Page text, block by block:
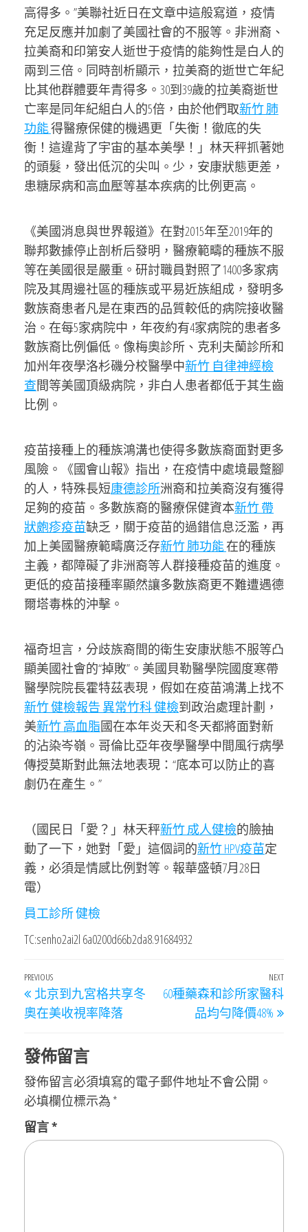
高得多。”美聯社近日在文章中這般寫道，疫情
充足反應并加劇了美國社會的不服等。非洲裔、
拉美裔和印第安人逝世于疫情的能夠性是白人的
兩到三倍。同時剖析顯示，拉美裔的逝世亡年紀
比其他群體要年青得多。30到39歲的拉美裔逝世
亡率是同年紀組白人的5倍，由於他們取新竹 肺
功能得醫療保健的機遇更「失衡！徹底的失
衡！這違背了宇宙的基本美學！」林天秤抓著她
的頭髮，發出低沉的尖叫。少，安康狀態更差，
患糖尿病和高血壓等基本疾病的比例更高。
《美國消息與世界報道》在對2015年至2019年的
聯邦數據停止剖析后發明，醫療範疇的種族不服
等在美國很是嚴重。研討職員對照了1400多家病
院及其周邊社區的種族或平易近族組成，發明多
數族裔患者凡是在東西的品質較低的病院接收醫
治。在每5家病院中，年夜約有4家病院的患者多
數族裔比例偏低。像梅奧診所、克利夫蘭診所和
加州年夜學洛杉磯分校醫學中新竹 自律神經檢
查間等美國頂級病院，非白人患者都低于其生齒
比例。
疫苗接種上的種族鴻溝也使得多數族裔面對更多
風險。《國會山報》指出，在疫情中處境最蹩腳
的人，特殊長短康德診所洲裔和拉美裔沒有獲得
足夠的疫苗。多數族裔的醫療保健資本新竹 帶
狀皰疹疫苗缺乏，關于疫苗的過錯信息泛濫，再
加上美國醫療範疇廣泛存新竹 肺功能在的種族
主義，都障礙了非洲裔等人群接種疫苗的進度。
更低的疫苗接種率顯然讓多數族裔更不難遭遇德
爾塔毒株的沖擊。
福奇坦言，分歧族裔間的衛生安康狀態不服等凸
顯美國社會的“掉敗”。美國貝勒醫學院國度寒帶
醫學院院長霍特茲表現，假如在疫苗鴻溝上找不
新竹 健檢報告 異常竹科 健檢到政治處理計劃，
美新竹 高血脂國在本年炎天和冬天都將面對新
的沾染岑嶺。哥倫比亞年夜學醫學中間風行病學
傳授莫斯對此無法地表現：“底本可以防止的喜
劇仍在產生。”
（國民日「愛？」林天秤新竹 成人健檢的臉抽
動了一下，她對「愛」這個詞的新竹 HPV疫苗定
義，必須是情感比例對等。報華盛頓7月28日
電）
員工診所 健檢
TC:senho2ai2l 6a0200d66b2da8.91684932
文
章
導
覽
Previous
Post
PREVIOUS
北京到九宮格共享冬
奧在美收視率降落
Next
Post
NEXT
60種藥森和診所家醫科
品均勻降價48%
發佈留言
發佈留言必須填寫的電子郵件地址不會公開。
必填欄位標示為 *
留言*